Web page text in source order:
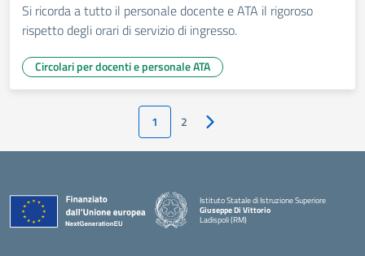
Si ricorda a tutto il personale docente e ATA il rigoroso
rispetto degli orari di servizio di ingresso.
Circolari per docenti e personale ATA
1 2 Pagina successiva
Istituto Statale di Istruzione Superiore
Giuseppe Di Vittorio
Ladispoli (RM)